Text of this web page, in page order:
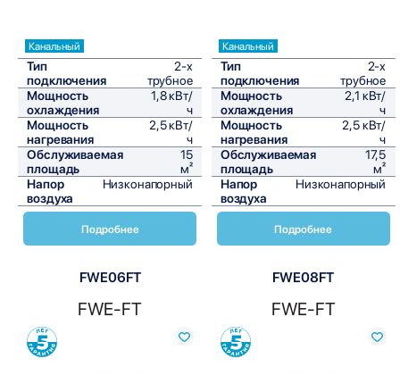
Канальный
Тип
подключения
2-х
трубное
Мощность
охлаждения
1,8 кВт/
ч
Мощность
нагревания
2,5 кВт/
ч
Обслуживаемая
площадь
15
м²
Напор
воздуха
Низконапорный
Подробнее
Канальный
Тип
подключения
2-х
трубное
Мощность
охлаждения
2,1 кВт/
ч
Мощность
нагревания
2,5 кВт/
ч
Обслуживаемая
площадь
17,5
м²
Напор
воздуха
Низконапорный
Подробнее
FWE06FT
FWE-FT
FWE08FT
FWE-FT